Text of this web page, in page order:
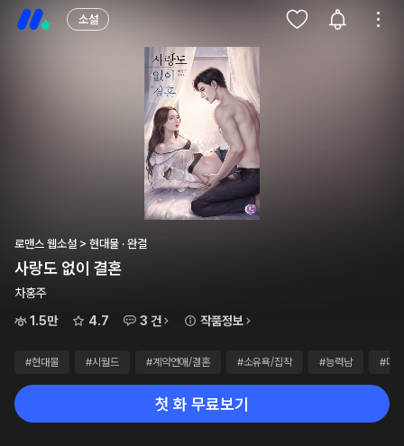
소설
로맨스 웹소설 > 현대물 · 완결
사랑도 없이 결혼
차홍주
1.5만
4.7 3 건 작품정보
#현대물 #시월드 #계약연애/결혼 #소유욕/집착 #능력남 #다
첫 화 무료보기